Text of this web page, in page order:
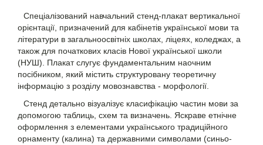
Спеціалізований навчальний стенд-плакат вертикальної
орієнтації, призначений для кабінетів української мови та
літератури в загальноосвітніх школах, ліцеях, коледжах, а
також для початкових класів Нової української школи
(НУШ). Плакат слугує фундаментальним наочним
посібником, який містить структуровану теоретичну
інформацію з розділу мовознавства - морфології.
Стенд детально візуалізує класифікацію частин мови за
допомогою таблиць, схем та визначень. Яскраве етнічне
оформлення з елементами українського традиційного
орнаменту (калина) та державними символами (синьо-